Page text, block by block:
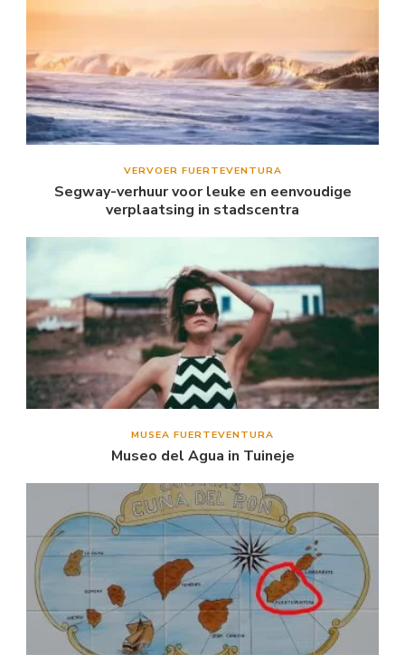
VERVOER FUERTEVENTURA
Segway-verhuur voor leuke en eenvoudige
verplaatsing in stadscentra
MUSEA FUERTEVENTURA
Museo del Agua in Tuineje